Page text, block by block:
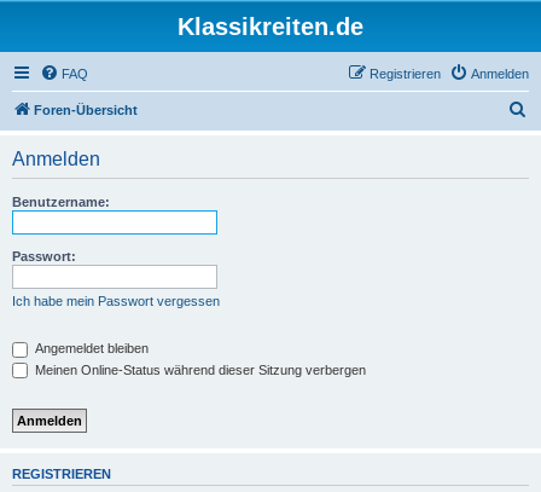
Klassikreiten.de
FAQ Anmelden
Registrieren
Foren-Übersicht
Anmelden
Benutzername:
Passwort:
Ich habe mein Passwort vergessen
Angemeldet bleiben
Meinen Online-Status während dieser Sitzung verbergen
REGISTRIEREN